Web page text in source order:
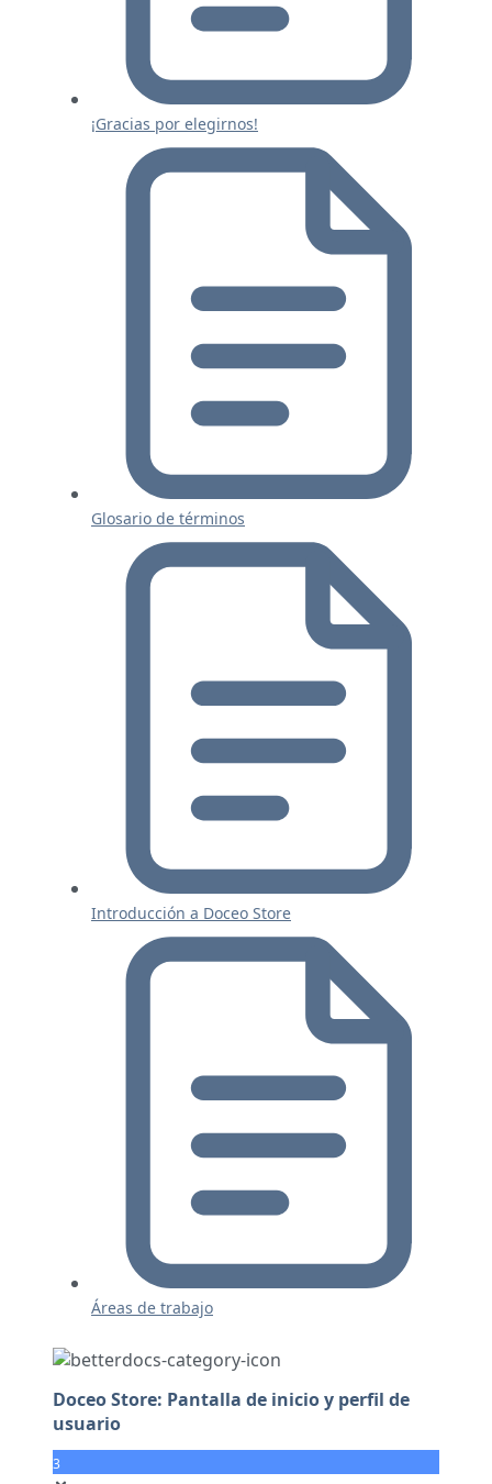
¡Gracias por elegirnos!
Glosario de términos
Introducción a Doceo Store
Áreas de trabajo
Doceo Store: Pantalla de inicio y perfil de
usuario
3